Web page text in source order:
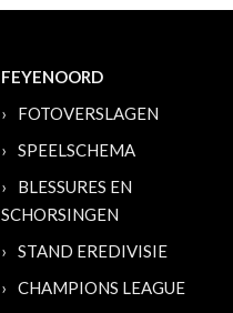
FEYENOORD
FOTOVERSLAGEN
SPEELSCHEMA
BLESSURES EN
SCHORSINGEN
STAND EREDIVISIE
CHAMPIONS LEAGUE